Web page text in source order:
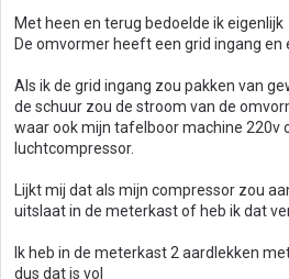
Met heen en terug bedoelde ik eigenlijk
De omvormer heeft een grid ingang en
Als ik de grid ingang zou pakken van
de schuur zou de stroom van de
waar ook mijn tafelboor machine 220v
luchtcompressor.
Lijkt mij dat als mijn compressor zou
uitslaat in de meterkast of heb ik dat
Ik heb in de meterkast 2 aardlekken
dus dat is vol